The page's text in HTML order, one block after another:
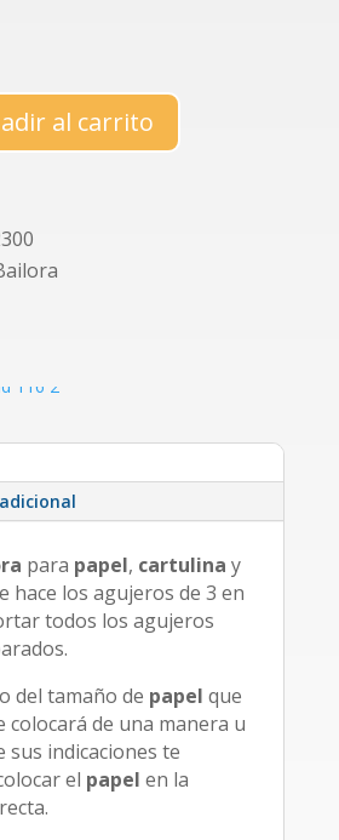
al carrito
para papel, cartulina y
hace los agujeros de 3 en
todos los agujeros
del tamaño de papel que
colocará de una manera u
sus indicaciones te
el papel en la